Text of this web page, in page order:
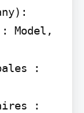
Model,
:
: